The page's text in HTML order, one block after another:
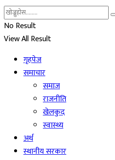
No Result
View All Result
गृहपेज
समाचार
समाज
राजनीति
खेलकुद
स्वास्थ्य
अर्थ
स्थानीय सरकार